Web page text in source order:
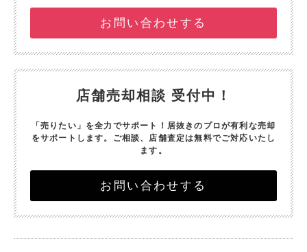
お問い合わせする
店舗売却相談 受付中！
「売りたい」を全力でサポート！ 居抜きのプロが有利な売却
をサポートします。 ご相談、店舗査定は無料でご対応いたし
ます。
お問い合わせする